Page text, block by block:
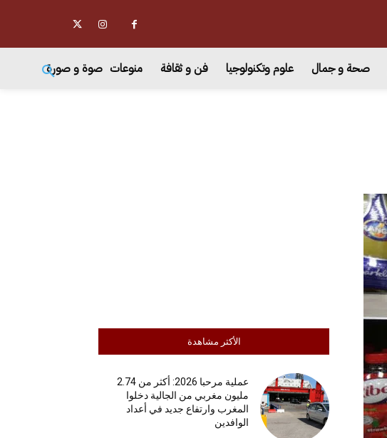
صحة و جمال علوم وتكنولوجيا فن و ثقافة منوعات صوة و صورة
الأكثر مشاهدة
عملية مرحبا 2026: أكثر من 2.74
مليون مغربي من الجالية دخلوا
المغرب وارتفاع جديد في أعداد
الوافدين